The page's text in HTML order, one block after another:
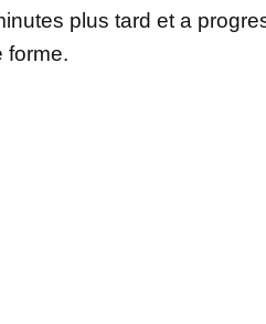
plus tard et a
forme.